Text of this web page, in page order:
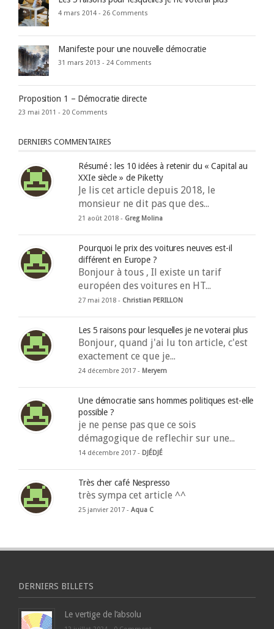
4 mars 2014 - 26 Comments
Manifeste pour une nouvelle démocratie
31 mars 2013 - 24 Comments
Proposition 1 – Démocratie directe
23 mai 2011 - 20 Comments
DERNIERS COMMENTAIRES
Résumé : les 10 idées à retenir du « Capital au
XXIe siècle » de Piketty
Je lis cet article depuis 2018, le
monsieur ne dit pas que des...
21 août 2018 - Greg Molina
Pourquoi le prix des voitures neuves est-il
différent en Europe ?
Bonjour à tous , Il existe un tarif
européen des voitures en HT...
27 mai 2018 - Christian PERILLON
Les 5 raisons pour lesquelles je ne voterai plus
Bonjour, quand j'ai lu ton article, c'est
exactement ce que je...
24 décembre 2017 - Meryem
Une démocratie sans hommes politiques est-elle
possible ?
je ne pense pas que ce sois
démagogique de reflechir sur une...
14 décembre 2017 - DJÉDJÉ
Très cher café Nespresso
très sympa cet article ^^
25 janvier 2017 - Aqua C
DERNIERS BILLETS
Le vertige de l’absolu